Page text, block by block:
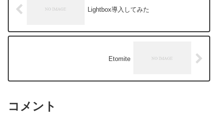
Lightbox導入してみた
Etomite
コメント